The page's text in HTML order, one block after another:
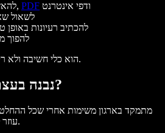
, PDF ודפי אינטרנט
לשאול
להכתיב רעיונות באופן
להפוך
הוא כלי חשיבה ולא רק כלי משימות.
למה Todoist AI נבנה בעצם?
עוזר לארגן, למיין ולהעדיף פעולות.